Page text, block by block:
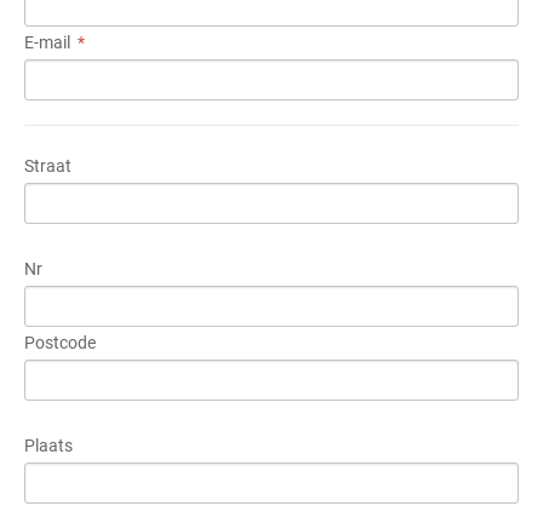
E-mail
Straat
Nr
Postcode
Plaats